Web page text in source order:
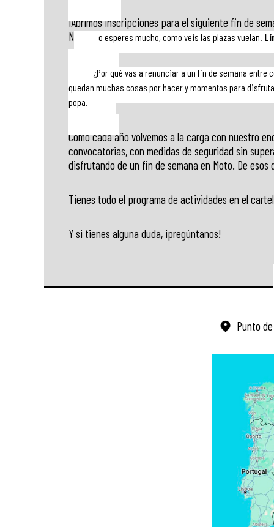
¡Abrimos inscripciones para el siguiente fin de
N
o esperes mucho, como veis las plazas vuelan!
¿Por qué vas a renunciar a un fin de semana entre
quedan muchas cosas por hacer y momentos para
popa.
Como cada año volvemos a la carga con nuestro
convocatorias, con medidas de seguridad sin
disfrutando de un fin de semana en Moto. De esos
Tienes todo el programa de actividades en el
Y si tienes alguna duda, ¡pregúntanos!
Punto